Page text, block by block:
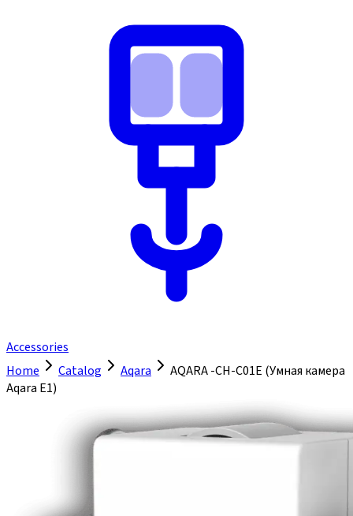
Accessories
Home
Catalog Aqara
AQARA -CH-C01E (Умная камера
Aqara E1)